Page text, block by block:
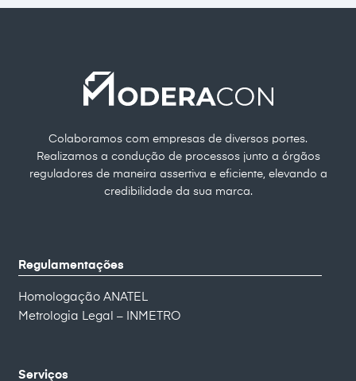
Colaboramos com empresas de diversos portes.
Realizamos a condução de processos junto a órgãos
reguladores de maneira assertiva e eficiente, elevando a
credibilidade da sua marca.
Regulamentações
Homologação ANATEL
Metrologia Legal – INMETRO
Serviços